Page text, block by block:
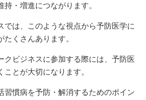
・増進につながります。
では、このような視点から予防医学に
くさんあります。
クビジネスに参加する際には、予防医
とが大切になります。
習慣病を予防・解消するためのポイン